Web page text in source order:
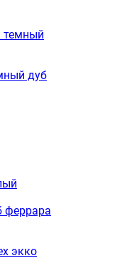
дуб
феррара
экко